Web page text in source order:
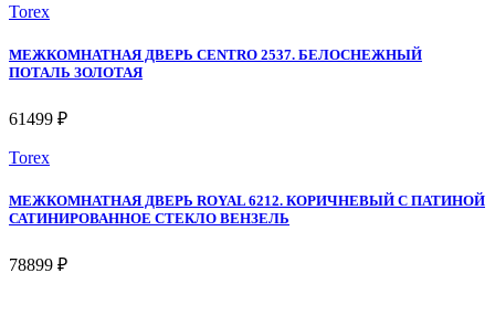
Torex
МЕЖКОМНАТНАЯ ДВЕРЬ CENTRO 2537. БЕЛОСНЕЖНЫЙ
ПОТАЛЬ ЗОЛОТАЯ
61499 ₽
Torex
МЕЖКОМНАТНАЯ ДВЕРЬ ROYAL 6212. КОРИЧНЕВЫЙ С ПАТИНОЙ
САТИНИРОВАННОЕ СТЕКЛО ВЕНЗЕЛЬ
78899 ₽